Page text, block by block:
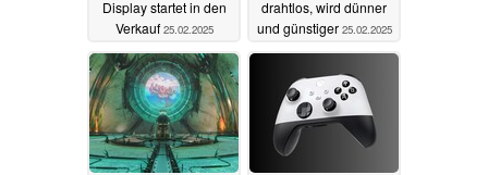
Display startet in den
Verkauf 25.02.2025
drahtlos, wird dünner
und günstiger 25.02.2025